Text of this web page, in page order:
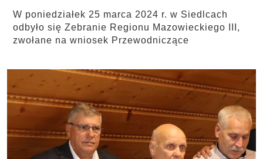
W poniedziałek 25 marca 2024 r. w Siedlcach
odbyło się Zebranie Regionu Mazowieckiego III,
zwołane na wniosek Przewodniczące